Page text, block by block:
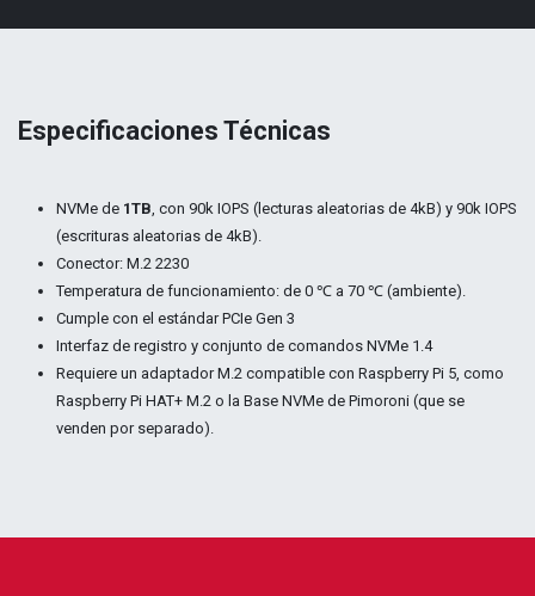
Especificaciones Técnicas
NVMe de 1TB, con 90k IOPS (lecturas aleatorias de 4kB) y 90k IOPS
(escrituras aleatorias de 4kB).
Conector: M.2 2230
Temperatura de funcionamiento: de 0 ℃ a 70 ℃ (ambiente).
Cumple con el estándar PCIe Gen 3
Interfaz de registro y conjunto de comandos NVMe 1.4
Requiere un adaptador M.2 compatible con Raspberry Pi 5, como
Raspberry Pi HAT+ M.2 o la Base NVMe de Pimoroni (que se
venden por separado).